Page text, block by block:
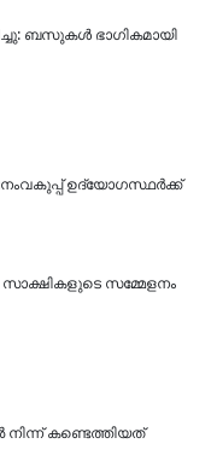
ബസുകൾ ഭാഗികമായി
ഉദ്യോഗസ്ഥർക്ക്
സാക്ഷികളുടെ സമ്മേളനം
കണ്ടെത്തിയത്